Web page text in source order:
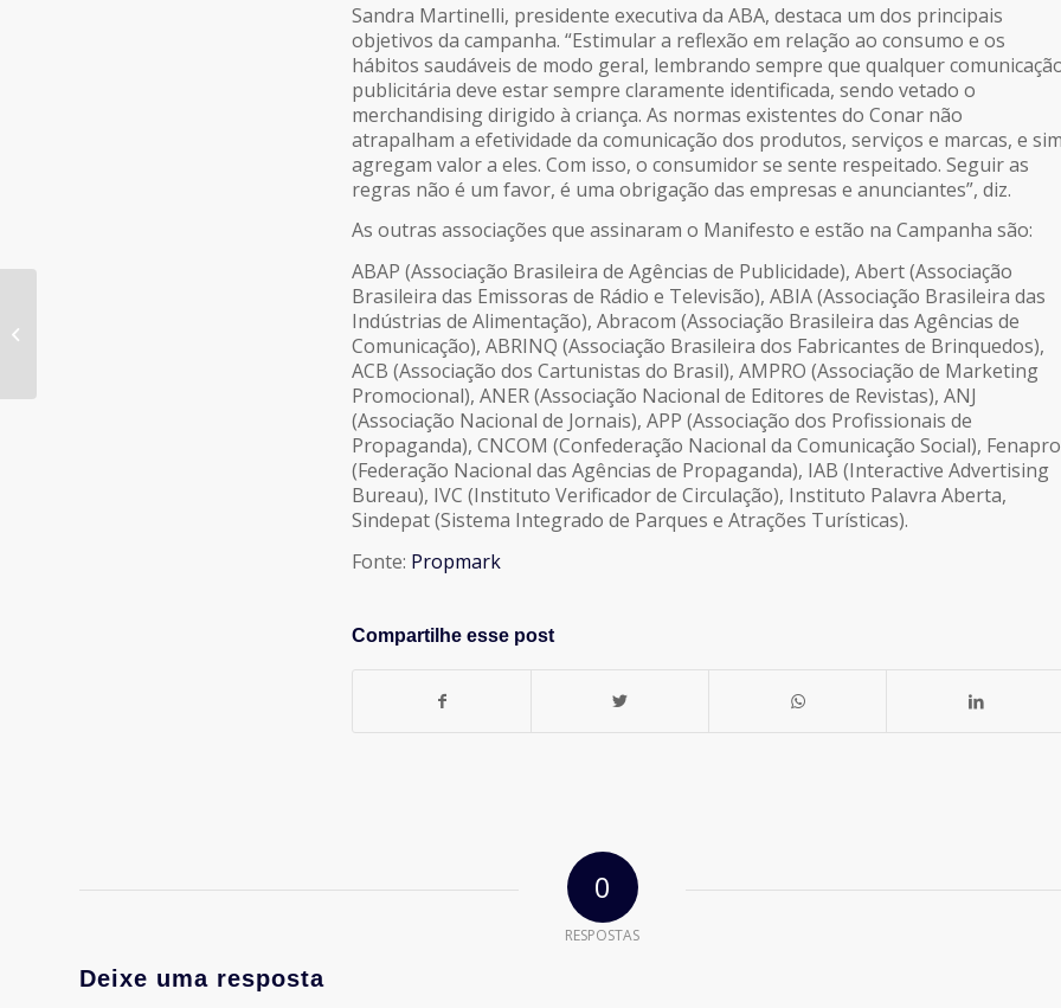
Sandra Martinelli, presidente executiva da ABA, destaca um dos principais
objetivos da campanha. “Estimular a reflexão em relação ao consumo e os
hábitos saudáveis de modo geral, lembrando sempre que qualquer
publicitária deve estar sempre claramente identificada, sendo vetado o
merchandising dirigido à criança. As normas existentes do Conar não
atrapalham a efetividade da comunicação dos produtos, serviços e marcas, e
agregam valor a eles. Com isso, o consumidor se sente respeitado. Seguir as
regras não é um favor, é uma obrigação das empresas e anunciantes”, diz.
As outras associações que assinaram o Manifesto e estão na Campanha são:
ABAP (Associação Brasileira de Agências de Publicidade), Abert (Associação
Brasileira das Emissoras de Rádio e Televisão), ABIA (Associação Brasileira das
Indústrias de Alimentação), Abracom (Associação Brasileira das Agências de
Comunicação), ABRINQ (Associação Brasileira dos Fabricantes de Brinquedos),
ACB (Associação dos Cartunistas do Brasil), AMPRO (Associação de Marketing
Promocional), ANER (Associação Nacional de Editores de Revistas), ANJ
(Associação Nacional de Jornais), APP (Associação dos Profissionais de
Propaganda), CNCOM (Confederação Nacional da Comunicação Social), Fenapro
(Federação Nacional das Agências de Propaganda), IAB (Interactive Advertising
Bureau), IVC (Instituto Verificador de Circulação), Instituto Palavra Aberta,
Sindepat (Sistema Integrado de Parques e Atrações Turísticas).
Fonte: Propmark
Compartilhe esse post
0
RESPOSTAS
Deixe uma resposta